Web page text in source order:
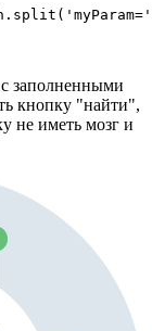
с заполненными
кнопку "найти",
не иметь мозг и